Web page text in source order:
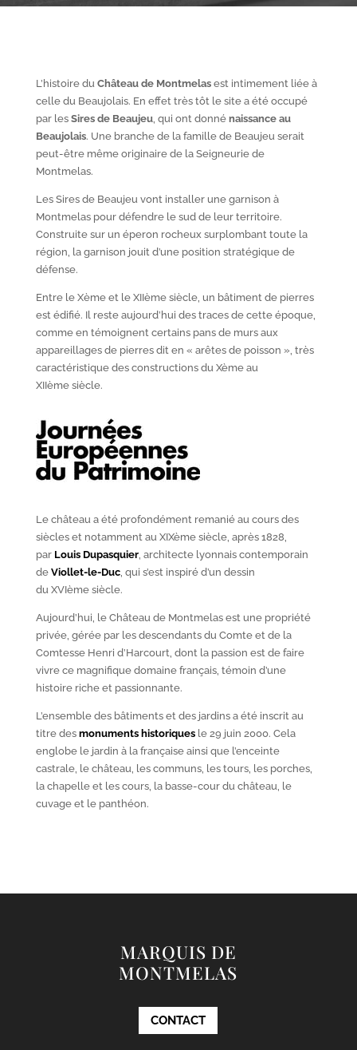
L’histoire duChâteau de Montmelasest intimement liée à
celle du Beaujolais. En effet très tôt le site a été occupé
par les Sires de Beaujeu, qui ont donné naissance au
Beaujolais. Une branche de la famille de Beaujeu serait
peut-être même originaire de la Seigneurie de
Montmelas.
Les Sires de Beaujeu vont installer une garnison à
Montmelas pour défendre le sud de leur territoire.
Construite sur un éperon rocheux surplombant toute la
région, la garnison jouit d’une position stratégique de
défense.
Entre le Xèmeet le XIIèmesiècle, un bâtiment de pierres
est édifié. Il reste aujourd’hui des traces de cette époque,
comme en témoignent certains pans de murs aux
appareillages de pierres dit en « arêtes de poisson », très
caractéristique des constructions du Xèmeau
XIIèmesiècle.
Le château a été profondément remanié au cours des
siècles et notamment au XIXèmesiècle, après 1828,
par Louis Dupasquier, architecte lyonnais contemporain
de Viollet-le-Duc, qui s’est inspiré d’un dessin
du XVIèmesiècle.
Aujourd’hui, le Château de Montmelas est une propriété
privée, gérée par les descendants du Comte et de la
Comtesse Henri d’Harcourt, dont la passion est de faire
vivre ce magnifique domaine français, témoin d’une
histoire riche et passionnante.
L’ensemble des bâtiments et des jardins a été inscrit au
titre des monuments historiquesle 29 juin 2000. Cela
englobe le jardin à la française ainsi que l’enceinte
castrale, le château, les communs, les tours, les porches,
la chapelle et les cours, la basse-cour du château, le
cuvage et le panthéon.
MARQUIS DE
MONTMELAS
CONTACT